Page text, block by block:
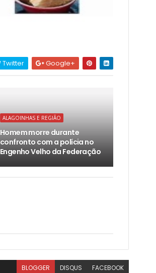
Twitter Google+
ALAGOINHAS E REGIÃO
Homem morre durante
confronto com a polícia no
Engenho Velho da Federação
BLOGGER DISQUS FACEBOOK